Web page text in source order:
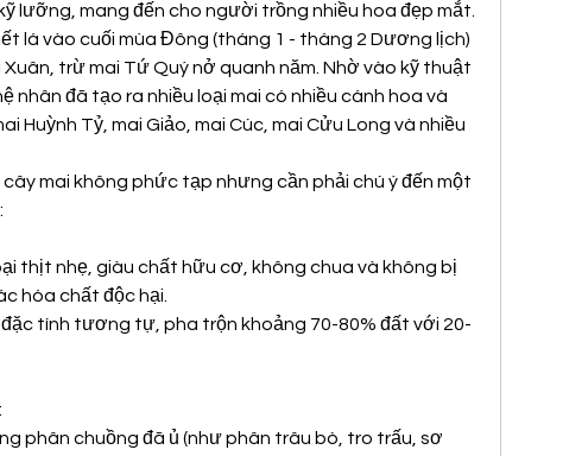
lưỡng, mang đến cho người trồng nhiều hoa đẹp mắt.
lá vào cuối mùa Đông (tháng 1 - tháng 2 Dương lịch)
trừ mai Tứ Quý nở quanh năm. Nhờ vào kỹ thuật
nhân đã tạo ra nhiều loại mai có nhiều cánh hoa và
Huỳnh Tỷ, mai Giảo, mai Cúc, mai Cửu Long và nhiều
mai không phức tạp nhưng cần phải chú ý đến một
thịt nhẹ, giàu chất hữu cơ, không chua và không bị
hóa chất độc hại.
tính tương tự, pha trộn khoảng 70-80% đất với 20-
phân chuồng đã ủ (như phân trâu bò, tro trấu, sơ